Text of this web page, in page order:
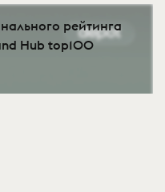
рейтинга
Hub top100